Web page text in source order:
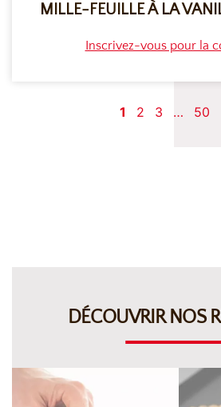
MILLE-FEUILLE À LA
Inscrivez-vous pour la
1 2 3 … 50
DÉCOUVRIR NOS